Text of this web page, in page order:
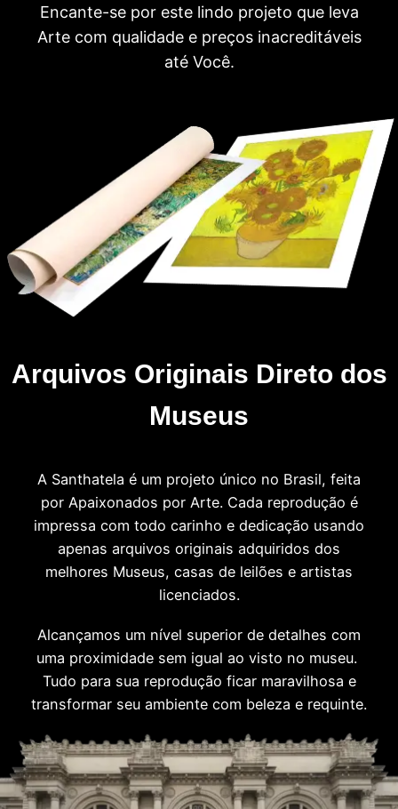
Encante-se por este lindo projeto que leva
Arte com qualidade e preços inacreditáveis
até Você.
Arquivos Originais Direto dos
Museus
A Santhatela é um projeto único no Brasil, feita
por Apaixonados por Arte. Cada reprodução é
impressa com todo carinho e dedicação usando
apenas arquivos originais adquiridos dos
melhores Museus, casas de leilões e artistas
licenciados.
Alcançamos um nível superior de detalhes com
uma proximidade sem igual ao visto no museu.
Tudo para sua reprodução ficar maravilhosa e
transformar seu ambiente com beleza e requinte.